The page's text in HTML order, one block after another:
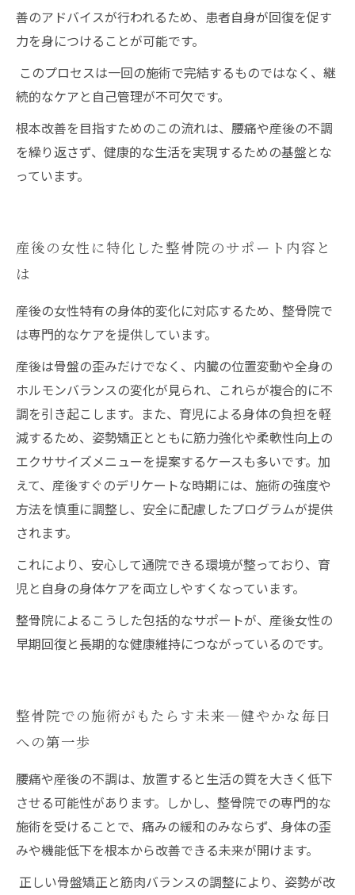
善のアドバイスが行われるため、患者自身が回復を促す
力を身につけることが可能です。
このプロセスは一回の施術で完結するものではなく、継
続的なケアと自己管理が不可欠です。
根本改善を目指すためのこの流れは、腰痛や産後の不調
を繰り返さず、健康的な生活を実現するための基盤とな
っています。
産後の女性に特化した整骨院のサポート内容と
は
産後の女性特有の身体的変化に対応するため、整骨院で
は専門的なケアを提供しています。
産後は骨盤の歪みだけでなく、内臓の位置変動や全身の
ホルモンバランスの変化が見られ、これらが複合的に不
調を引き起こします。また、育児による身体の負担を軽
減するため、姿勢矯正とともに筋力強化や柔軟性向上の
エクササイズメニューを提案するケースも多いです。加
えて、産後すぐのデリケートな時期には、施術の強度や
方法を慎重に調整し、安全に配慮したプログラムが提供
されます。
これにより、安心して通院できる環境が整っており、育
児と自身の身体ケアを両立しやすくなっています。
整骨院によるこうした包括的なサポートが、産後女性の
早期回復と長期的な健康維持につながっているのです。
整骨院での施術がもたらす未来—健やかな毎日
への第一歩
腰痛や産後の不調は、放置すると生活の質を大きく低下
させる可能性があります。しかし、整骨院での専門的な
施術を受けることで、痛みの緩和のみならず、身体の歪
みや機能低下を根本から改善できる未来が開けます。
正しい骨盤矯正と筋肉バランスの調整により、姿勢が改